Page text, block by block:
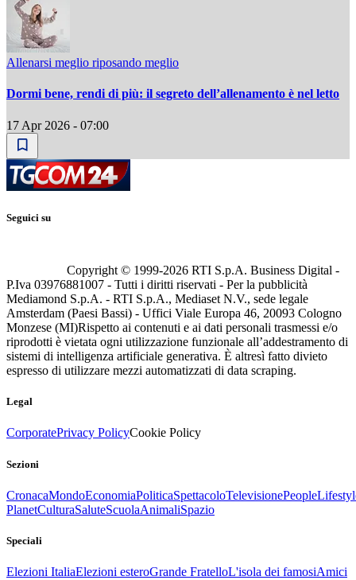
Allenarsi meglio riposando meglio
Dormi bene, rendi di più: il segreto dell’allenamento è nel letto
17 Apr 2026 - 07:00
Seguici su
Copyright © 1999-2026 RTI S.p.A. Business Digital -
P.Iva 03976881007 - Tutti i diritti riservati - Per la pubblicità
Mediamond S.p.A. - RTI S.p.A., Mediaset N.V., sede legale
Amsterdam (Paesi Bassi) - Uffici Viale Europa 46, 20093 Cologno
Monzese (MI)Rispetto ai contenuti e ai dati personali trasmessi e/o
riprodotti è vietata ogni utilizzazione funzionale all’addestramento di
sistemi di intelligenza artificiale generativa. È altresì fatto divieto
espresso di utilizzare mezzi automatizzati di data scraping.
Legal
CorporatePrivacy PolicyCookie Policy
Sezioni
CronacaMondoEconomiaPoliticaSpettacoloTelevisionePeople
PlanetCulturaSaluteScuolaAnimaliSpazio
Speciali
Elezioni ItaliaElezioni esteroGrande FratelloL'isola dei famosiAmici